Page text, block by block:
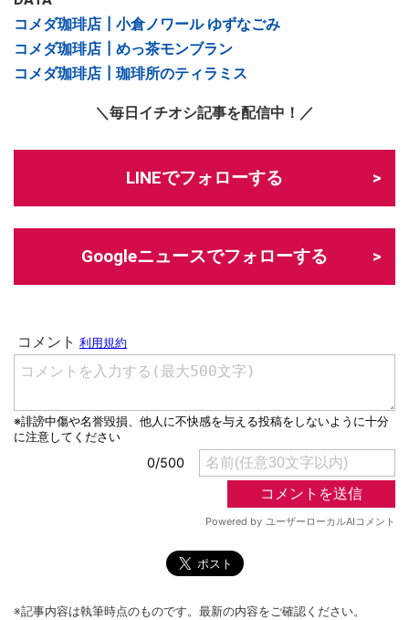
コメダ珈琲店┃小倉ノワール ゆずなごみ
コメダ珈琲店┃めっ茶モンブラン
コメダ珈琲店┃珈琲所のティラミス
＼毎日イチオシ記事を配信中！／
LINEでフォローする
Googleニュースでフォローする
※記事内容は執筆時点のものです。最新の内容をご確認ください。